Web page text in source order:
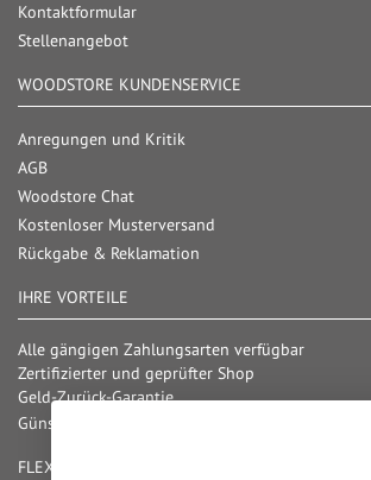
Kontaktformular
Stellenangebot
WOODSTORE KUNDENSERVICE
Anregungen und Kritik
AGB
Woodstore Chat
Kostenloser Musterversand
Rückgabe & Reklamation
IHRE VORTEILE
Alle gängigen Zahlungsarten verfügbar
Zertifizierter und geprüfter Shop
Geld-Zurück-Garantie
Günstige Versandkosten/ Frachtkostenfreigrenzen
FLEXIBLE ZAHLUNG